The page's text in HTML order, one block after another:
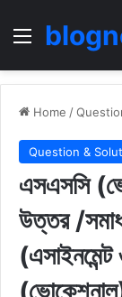
Menu
Home /
Question &
এসএসসি
উত্তর /